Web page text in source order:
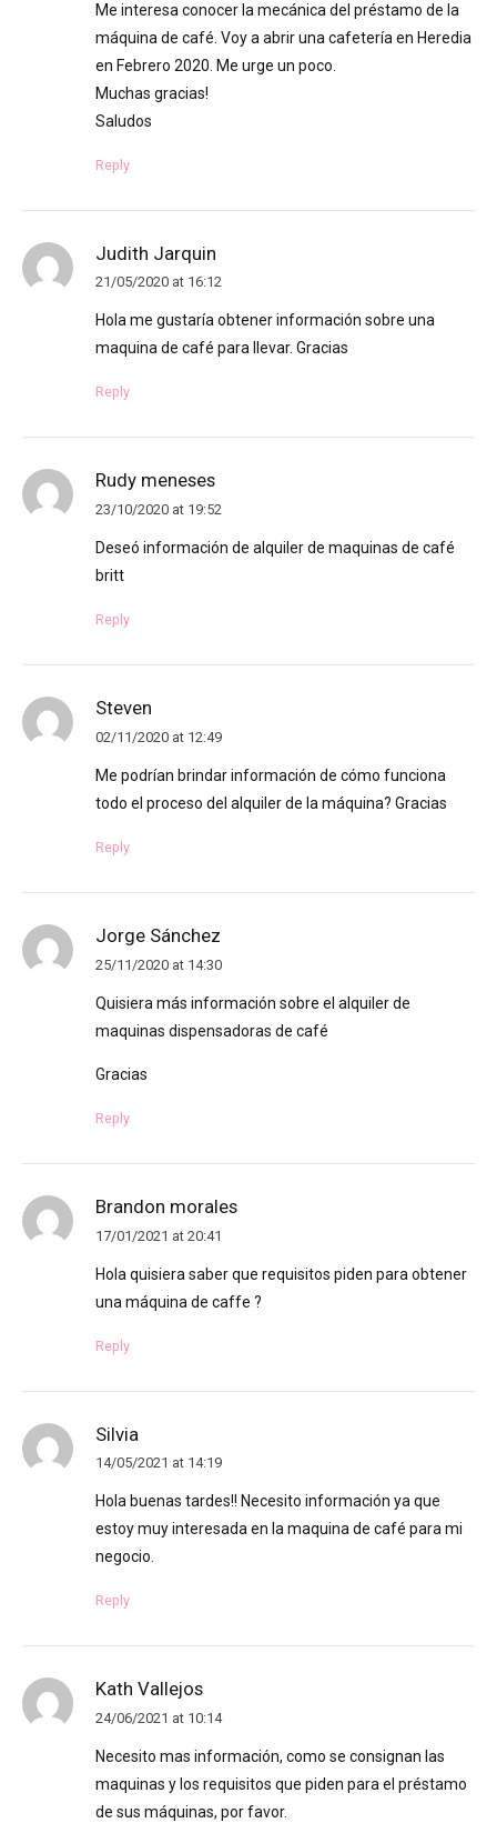
Me interesa conocer la mecánica del préstamo de la
máquina de café. Voy a abrir una cafetería en Heredia
en Febrero 2020. Me urge un poco.
Muchas gracias!
Saludos
Reply
Judith Jarquin
21/05/2020 at 16:12
Hola me gustaría obtener información sobre una
maquina de café para llevar. Gracias
Reply
Rudy meneses
23/10/2020 at 19:52
Deseó información de alquiler de maquinas de café
britt
Reply
Steven
02/11/2020 at 12:49
Me podrían brindar información de cómo funciona
todo el proceso del alquiler de la máquina? Gracias
Reply
Jorge Sánchez
25/11/2020 at 14:30
Quisiera más información sobre el alquiler de
maquinas dispensadoras de café
Gracias
Reply
Brandon morales
17/01/2021 at 20:41
Hola quisiera saber que requisitos piden para obtener
una máquina de caffe ?
Reply
Silvia
14/05/2021 at 14:19
Hola buenas tardes!! Necesito información ya que
estoy muy interesada en la maquina de café para mi
negocio.
Reply
Kath Vallejos
24/06/2021 at 10:14
Necesito mas información, como se consignan las
maquinas y los requisitos que piden para el préstamo
de sus máquinas, por favor.